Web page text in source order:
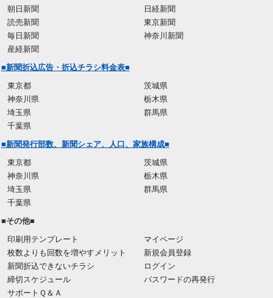
朝日新聞
読売新聞
毎日新聞
産経新聞
日経新聞
東京新聞
神奈川新聞
■新聞折込広告・折込チラシ料金表■
東京都
神奈川県
埼玉県
千葉県
茨城県
栃木県
群馬県
■新聞発行部数、新聞シェア、人口、家族構成■
東京都
神奈川県
埼玉県
千葉県
茨城県
栃木県
群馬県
■その他■
印刷用テンプレート
枚数よりも回数を増やすメリット
新聞折込できないチラシ
締切スケジュール
サポートＱ＆Ａ
マイページ
新規会員登録
ログイン
パスワードの再発行